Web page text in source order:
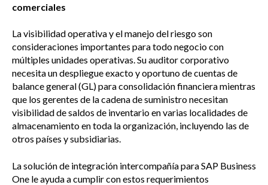
comerciales
La visibilidad operativa y el manejo del riesgo son
consideraciones importantes para todo negocio con
múltiples unidades operativas. Su auditor corporativo
necesita un despliegue exacto y oportuno de cuentas de
balance general (GL) para consolidación financiera mientras
que los gerentes de la cadena de suministro necesitan
visibilidad de saldos de inventario en varias localidades de
almacenamiento en toda la organización, incluyendo las de
otros países y subsidiarias.
La solución de integración intercompañía para SAP Business
One le ayuda a cumplir con estos requerimientos